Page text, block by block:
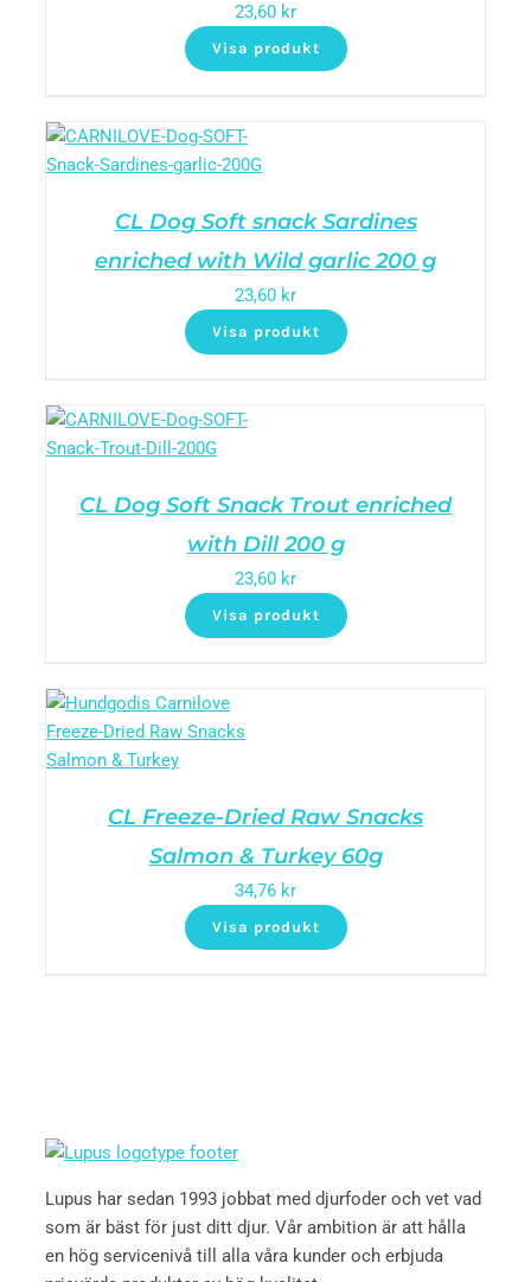
23,60 kr
Visa produkt
CL Dog Soft snack Sardines
enriched with Wild garlic 200 g
23,60 kr
Visa produkt
CL Dog Soft Snack Trout enriched
with Dill 200 g
23,60 kr
Visa produkt
CL Freeze-Dried Raw Snacks
Salmon & Turkey 60g
34,76 kr
Visa produkt
Lupus har sedan 1993 jobbat med djurfoder och vet vad
som är bäst för just ditt djur. Vår ambition är att hålla
en hög servicenivå till alla våra kunder och erbjuda